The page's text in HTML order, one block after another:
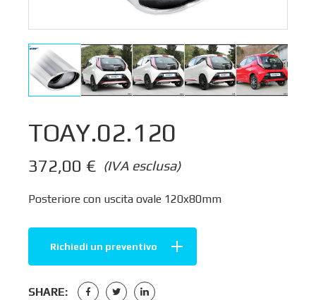
TOAY.02.120
(IVA esclusa)
372,00 €
Posteriore con uscita ovale 120x80mm
Richiedi un preventivo
SHARE: